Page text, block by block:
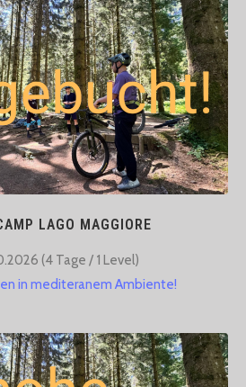
LAGO MAGGIORE
(4 Tage / 1 Level)​
in mediteranem Ambiente!